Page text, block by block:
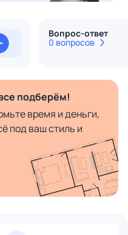
Вопрос-ответ
0 вопросов
подберём!
время и деньги,
под ваш стиль и